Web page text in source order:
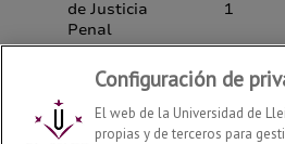
Configuración de
El web de la Universidad de
propias y de terceros para